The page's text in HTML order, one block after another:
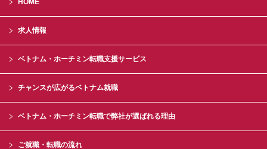
HOME
求人情報
ベトナム・ホーチミン転職支援サービス
チャンスが広がるベトナム就職
ベトナム・ホーチミン転職で弊社が選ばれる理由
ご就職・転職の流れ